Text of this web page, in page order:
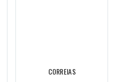
CORREIAS